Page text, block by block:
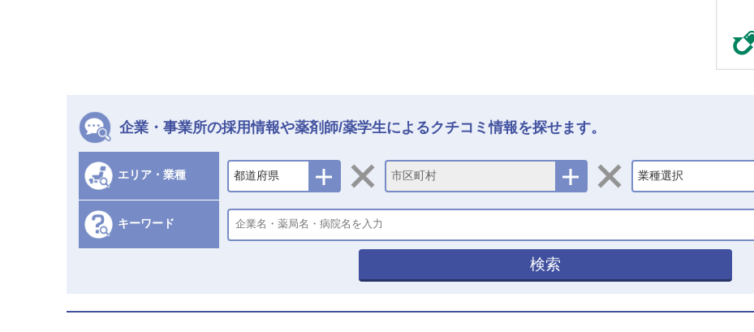
企業・事業所の採用情報や薬剤師/薬学生によるクチコミ情報を探せます。
エリア・業種 都道府県 市区町村 業種選択
キーワード
検索